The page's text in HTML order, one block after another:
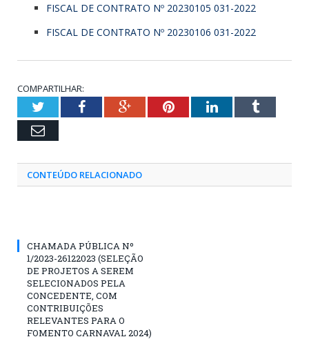
FISCAL DE CONTRATO Nº 20230105 031-2022
FISCAL DE CONTRATO Nº 20230106 031-2022
COMPARTILHAR:
TwitterFacebookGoogle+PinterestLinkedInTumblr
Email
CONTEÚDO RELACIONADO
CHAMADA PÚBLICA Nº
1/2023-26122023 (SELEÇÃO
DE PROJETOS A SEREM
SELECIONADOS PELA
CONCEDENTE, COM
CONTRIBUIÇÕES
RELEVANTES PARA O
FOMENTO CARNAVAL 2024)